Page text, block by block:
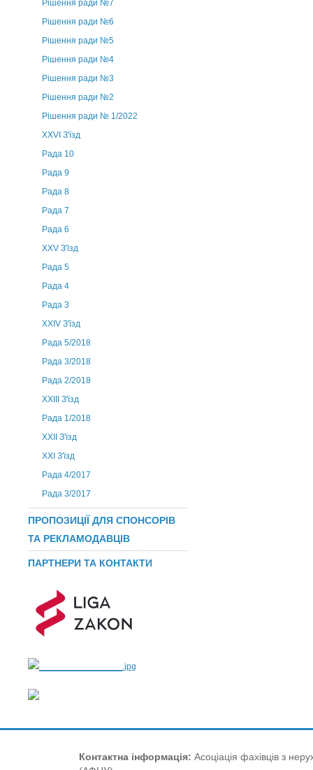
Рішення ради №7
Рішення ради №6
Рішення ради №5
Рішення ради №4
Рішення ради №3
Рішення ради №2
Рішення ради № 1/2022
XXVI З'їзд
Рада 10
Рада 9
Рада 8
Рада 7
Рада 6
XXV З'їзд
Рада 5
Рада 4
Рада 3
ХХIV З'їзд
Рада 5/2018
Рада 3/2018
Рада 2/2018
XXIII З'їзд
Рада 1/2018
ХХІІ З'їзд
XXI З'їзд
Рада 4/2017
Рада 3/2017
ПРОПОЗИЦІЇ ДЛЯ СПОНСОРІВ
ТА РЕКЛАМОДАВЦІВ
ПАРТНЕРИ ТА КОНТАКТИ
Контактна інформація: Асоціація фахівців з